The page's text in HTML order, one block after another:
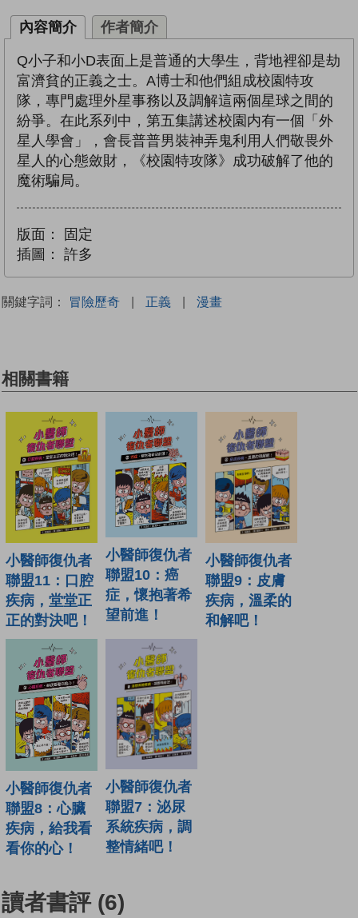
內容簡介 作者簡介
Q小子和小D表面上是普通的大學生，背地裡卻是劫
富濟貧的正義之士。A博士和他們組成校園特攻
隊，專門處理外星事務以及調解這兩個星球之間的
紛爭。在此系列中，第五集講述校園内有一個「外
星人學會」，會長普普男裝神弄鬼利用人們敬畏外
星人的心態斂財，《校園特攻隊》成功破解了他的
魔術騙局。
版面：
固定
插圖：
許多
關鍵字詞： 冒險歷奇 | 正義 | 漫畫
相關書籍
小醫師復仇者
聯盟11：口腔
疾病，堂堂正
正的對決吧！
小醫師復仇者
聯盟10：癌
症，懷抱著希
望前進！
小醫師復仇者
聯盟9：皮膚
疾病，溫柔的
和解吧！
小醫師復仇者
聯盟8：心臟
疾病，給我看
看你的心！
小醫師復仇者
聯盟7：泌尿
系統疾病，調
整情緒吧！
讀者書評 (6)